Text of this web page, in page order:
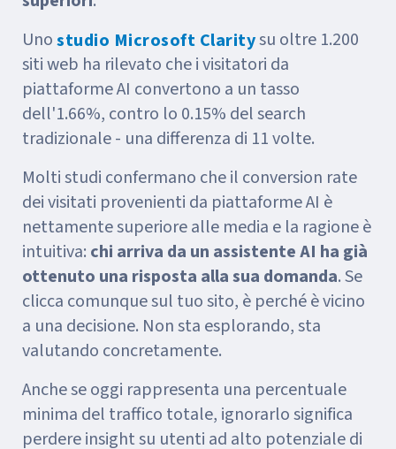
Unostudio Microsoft Claritysu oltre 1.200
siti web ha rilevato che i visitatori da
piattaforme AI convertono a un tasso
dell'1.66%, contro lo 0.15% del search
tradizionale - una differenza di 11 volte.
Molti studi confermano che il conversion rate
dei visitati provenienti da piattaforme AI è
nettamente superiore alle media e la ragione è
intuitiva: chi arriva da un assistente AI ha già
ottenuto una risposta alla sua domanda. Se
clicca comunque sul tuo sito, è perché è vicino
a una decisione. Non sta esplorando, sta
valutando concretamente.
Anche se oggi rappresenta una percentuale
minima del traffico totale, ignorarlo significa
perdere insight su utenti ad alto potenziale di